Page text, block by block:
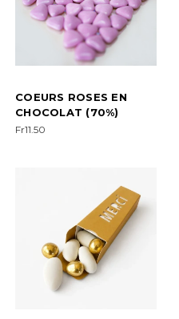
COEURS ROSES EN
CHOCOLAT (70%)
Fr11.50